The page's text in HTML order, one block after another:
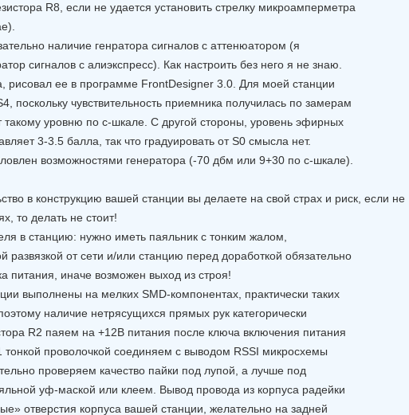
R8, если не удается установить стрелку микроамперметра
наличие генратора сигналов с аттенюатором (я
сигналов с алиэкспресс). Как настроить без него я не знаю.
рисовал ее в программе FrontDesigner 3.0. Для моей станции
поскольку чувствительность приемника получилась по замерам
такому уровню по с-шкале. С другой стороны, уровень эфирных
3-3.5 балла, так что градуировать от S0 смысла нет.
возможностями генератора (-70 дбм или 9+30 по с-шкале).
в конструкцию вашей станции вы делаете на свой страх и риск, если не
то делать не стоит!
в станцию: нужно иметь паяльник с тонким жалом,
развязкой от сети и/или станцию перед доработкой обязательно
питания, иначе возможен выход из строя!
выполнены на мелких SMD-компонентах, практически таких
наличие нетрясущихся прямых рук категорически
R2 паяем на +12В питания после ключа включения питания
тонкой проволочкой соединяем с выводом RSSI микросхемы
проверяем качество пайки под лупой, а лучше под
уф-маской или клеем. Вывод провода из корпуса радейки
отверстия корпуса вашей станции, желательно на задней